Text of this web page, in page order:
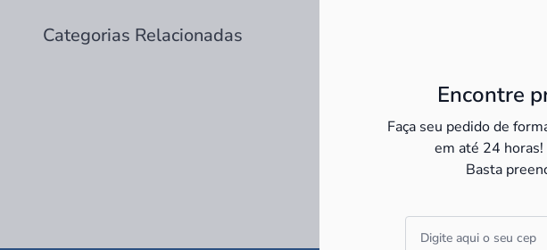
Encontre
Faça seu pedido de
em até 24 horas!
Basta
Categorias Relacionadas